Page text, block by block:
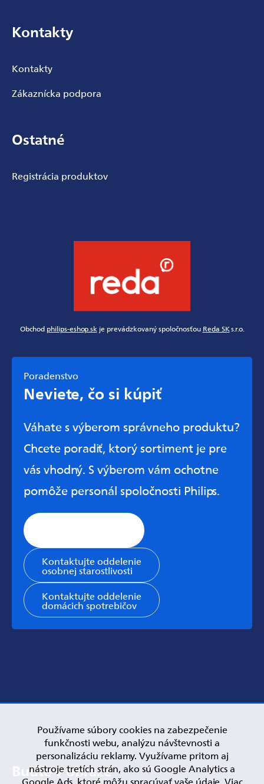
Používame súbory cookies na zabezpečenie
funkčnosti webu, analýzu návštevnosti a
personalizáciu reklamy. Využívame pritom aj
nástroje tretích strán, ako sú Google Analytics a
Google Ads, ktoré môžu spracúvať vaše údaje. Viac
Kontakty
Kontakty
Zákaznícka podpora
Ostatné
Registrácia produktov
Obchod philips-eshop.sk je prevádzkovaný spoločnosťou Reda SKs.r.o.
Poradenstvo
Neviete, čo si kúpiť
Váhate s výberom správneho produktu?
Chcete poradiť, ktorý sortiment je pre
vás vhodný. S výberom vám ochotne
pomôže personál spoločnosti Philips.
Kontaktujte oddelenie
osobnej starostlivosti
Kontaktujte oddelenie
domácich spotrebičov